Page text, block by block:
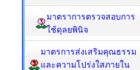
มาตราการตรวจสอบการ
ใช้ดุลยพินิจ
มาตรการส่งเสริมคุณธรรม
และความโปร่งใสภายใน